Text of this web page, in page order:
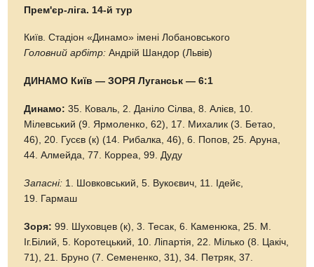
Прем'єр-ліга. 14-й тур
Київ. Стадіон «Динамо» імені Лобановського
Головний арбітр: Андрій Шандор (Львів)
ДИНАМО Київ — ЗОРЯ Луганськ — 6:1
Динамо:35. Коваль, 2. Даніло Сілва, 8. Алієв, 10.
Мілевський (9. Ярмоленко, 62), 17. Михалик (3. Бетао,
46), 20. Гусєв (к) (14. Рибалка, 46), 6. Попов, 25. Аруна,
44. Алмейда, 77. Корреа, 99. Дуду
Запасні: 1. Шовковський, 5. Вукоєвич, 11. Ідейє,
19. Гармаш
Зоря:99. Шуховцев (к), 3. Тесак, 6. Каменюка, 25. М.
Іг.Білий, 5. Коротецький, 10. Ліпартія, 22. Мілько (8. Цакіч,
71), 21. Бруно (7. Семененко, 31), 34. Петряк, 37.